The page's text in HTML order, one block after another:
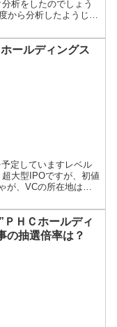
析をしたのでしょう
から分析したようじ
ホールディングス
定していますレベル
大型IPOですが、初値
が、VCの所在地はケ
ＰＨＣホールディ
の抽選倍率は？